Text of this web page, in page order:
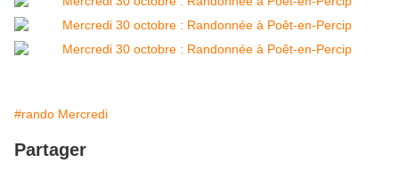
#rando Mercredi
Partager